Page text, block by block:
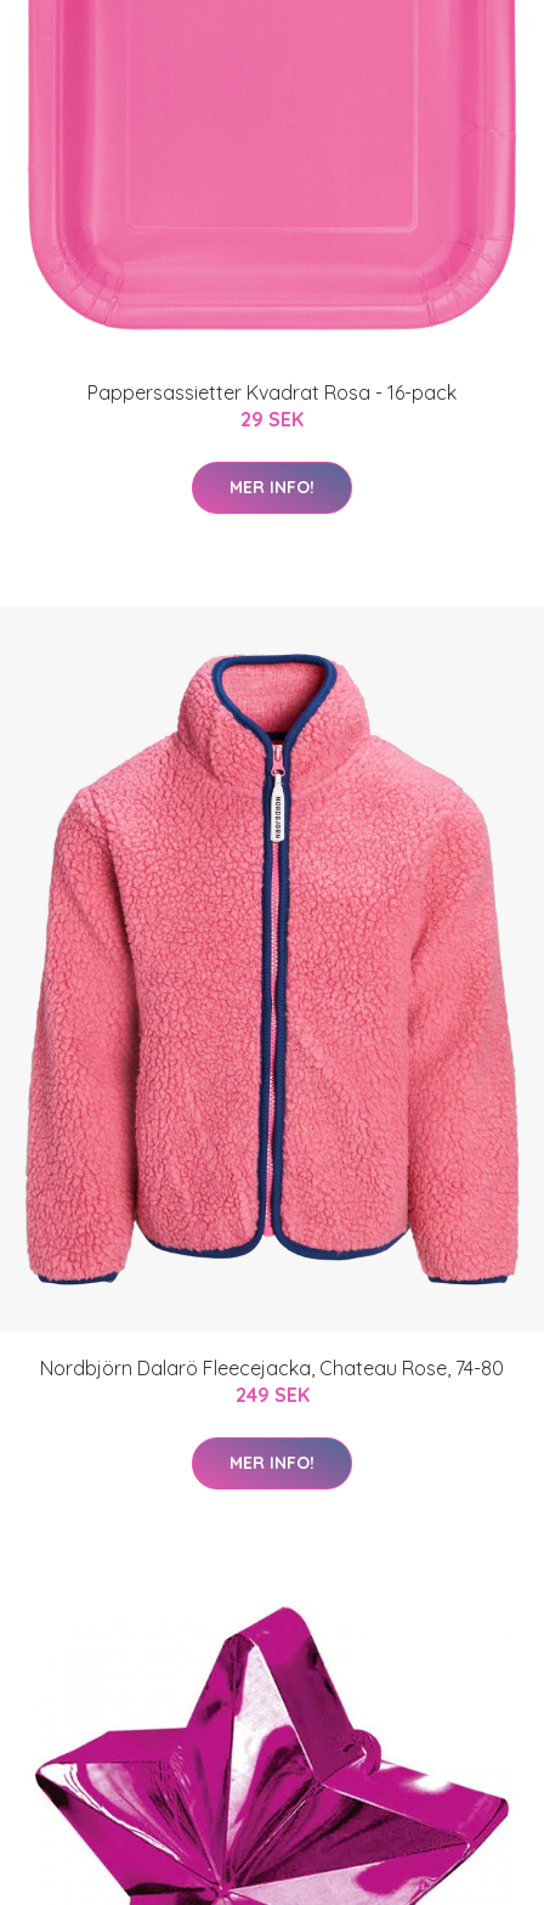
Pappersassietter Kvadrat Rosa - 16-pack
29 SEK
MER INFO!
Nordbjörn Dalarö Fleecejacka, Chateau Rose, 74-80
249 SEK
MER INFO!